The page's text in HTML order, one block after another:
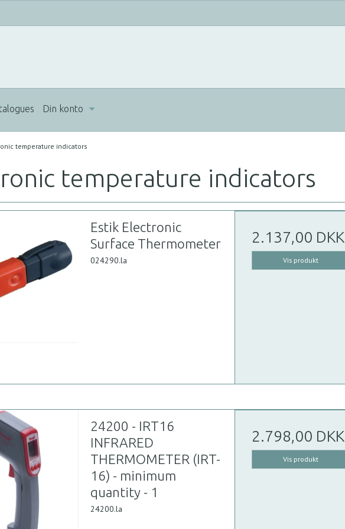
Din konto
temperature indicators
temperature indicators
Estik Electronic
Surface Thermometer
024290.la
2.137,00 DKK
Vis produkt
24200 - IRT16
INFRARED
THERMOMETER (IRT-
16) - minimum
quantity - 1
24200.la
2.798,00 DKK
Vis produkt